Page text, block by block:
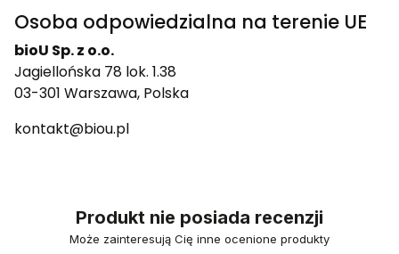
Osoba odpowiedzialna na terenie UE
bioU Sp. z o.o.
Jagiellońska 78 lok. 1.38
03-301 Warszawa, Polska
kontakt@biou.pl
Produkt nie posiada recenzji
Może zainteresują Cię inne ocenione produkty